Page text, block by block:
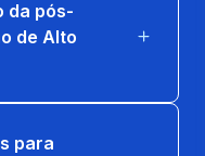
da pós-
de Alto
para